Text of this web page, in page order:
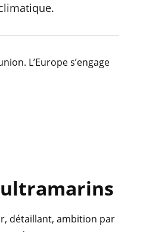
L’Europe s’engage
détaillant, ambition par